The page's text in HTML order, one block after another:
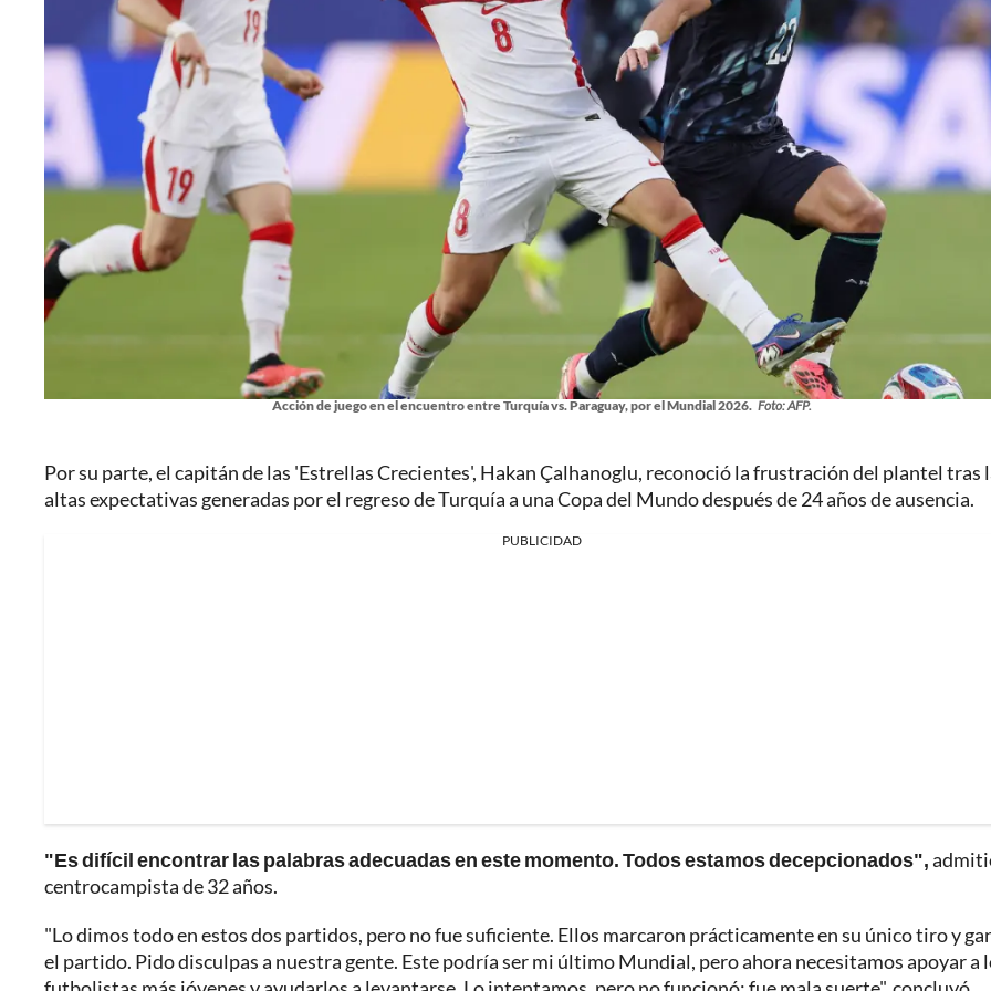
Acción de juego en el encuentro entre Turquía vs. Paraguay, por el Mundial 2026. Foto: AFP.
Por su parte, el capitán de las 'Estrellas Crecientes', Hakan Çalhanoglu, reconoció la frustración del plantel tras
altas expectativas generadas por el regreso de Turquía a una Copa del Mundo después de 24 años de ausencia.
PUBLICIDAD
"Es difícil encontrar las palabras adecuadas en este momento. Todos estamos decepcionados",
centrocampista de 32 años.
"Lo dimos todo en estos dos partidos, pero no fue suficiente. Ellos marcaron prácticamente en su único tiro y
el partido. Pido disculpas a nuestra gente. Este podría ser mi último Mundial, pero ahora necesitamos apoyar a